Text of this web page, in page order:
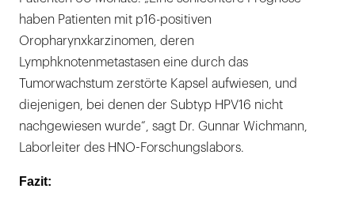
haben Patienten mit p16-positiven
Oropharynxkarzinomen, deren
Lymphknotenmetastasen eine durch das
Tumorwachstum zerstörte Kapsel aufwiesen, und
diejenigen, bei denen der Subtyp HPV16 nicht
nachgewiesen wurde“, sagt Dr. Gunnar Wichmann,
Laborleiter des HNO-Forschungslabors.
Fazit: